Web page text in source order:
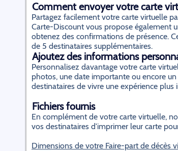
Comment envoyer votre carte
Partagez facilement votre carte virtuelle
Carte-Discount vous propose également
obtenez des confirmations de présence.
de 5 destinataires supplémentaires.
Ajoutez des informations
Personnalisez davantage votre carte
photos, une date importante ou encore
destinataires de vivre une expérience
Fichiers fournis
En complément de votre carte virtuelle,
vos destinataires d'imprimer leur carte
Dimensions de votre Faire-part de décès